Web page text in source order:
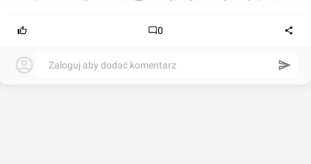
0
Zaloguj aby dodać komentarz